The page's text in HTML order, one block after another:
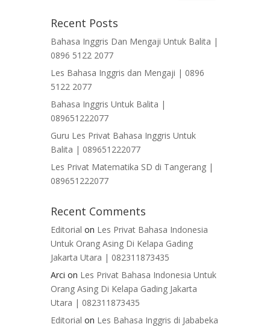
Recent Posts
Bahasa Inggris Dan Mengaji Untuk Balita |
0896 5122 2077
Les Bahasa Inggris dan Mengaji | 0896
5122 2077
Bahasa Inggris Untuk Balita |
089651222077
Guru Les Privat Bahasa Inggris Untuk
Balita | 089651222077
Les Privat Matematika SD di Tangerang |
089651222077
Recent Comments
Editorial on Les Privat Bahasa Indonesia
Untuk Orang Asing Di Kelapa Gading
Jakarta Utara | 082311873435
Arci on Les Privat Bahasa Indonesia Untuk
Orang Asing Di Kelapa Gading Jakarta
Utara | 082311873435
Editorial on Les Bahasa Inggris di Jababeka